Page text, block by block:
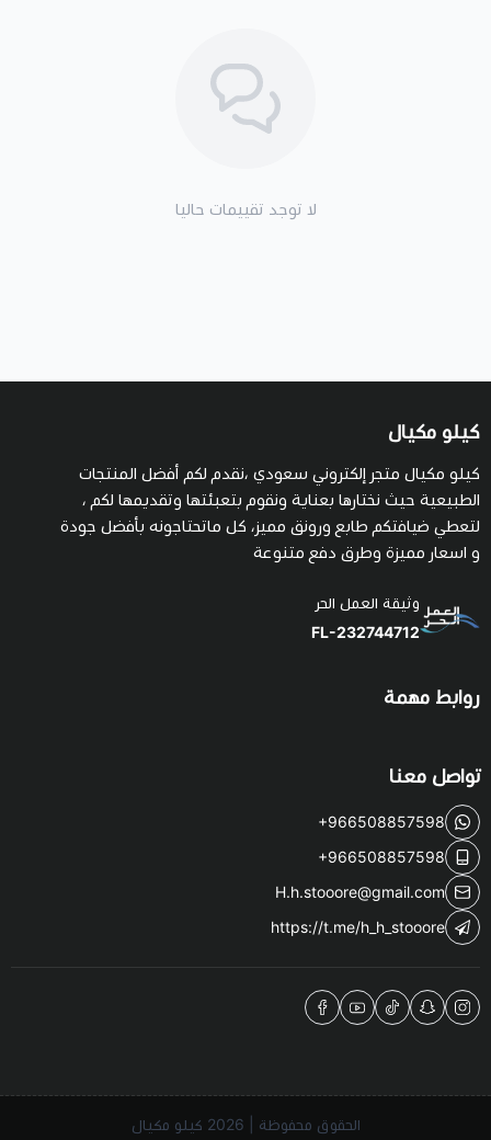
لا توجد تقييمات حاليا
كيلو مكيال
كيلو مكيال متجر إلكتروني سعودي ،نقدم لكم أفضل المنتجات
الطبيعية حيث نختارها بعناية ونقوم بتعبئتها وتقديمها لكم ،
لتعطي ضيافتكم طابع ورونق مميز، كل ماتحتاجونه بأفضل جودة
و اسعار مميزة وطرق دفع متنوعة
وثيقة العمل الحر
FL-232744712
روابط مهمة
تواصل معنا
+966508857598
+966508857598
H.h.stooore@gmail.com
https://t.me/h_h_stooore
الحقوق محفوظة | 2026 كيلو مكيال